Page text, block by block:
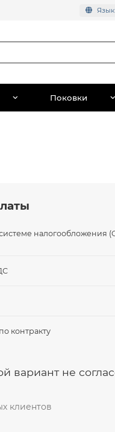
Язык
Поковки
налогообложения
контракту
вариант не
клиентов